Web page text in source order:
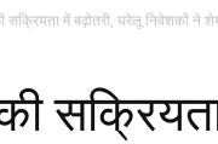
में बढ़ोतरी, घरेलू निवेशकों ने